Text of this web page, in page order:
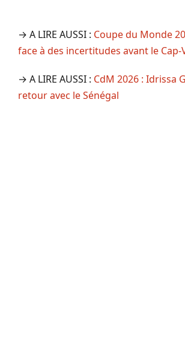
→ A LIRE AUSSI : Coupe du Monde
face à des incertitudes avant le Cap-
→ A LIRE AUSSI : CdM 2026 : Idrissa
retour avec le Sénégal